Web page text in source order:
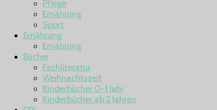
Pflege
Ernährung
Sport
Ernährung
Ernährung
Bücher
Fachliteratur
Weihnachtszeit
Kinderbücher 0-1 Jahr
Kinderbücher ab 2 Jahren